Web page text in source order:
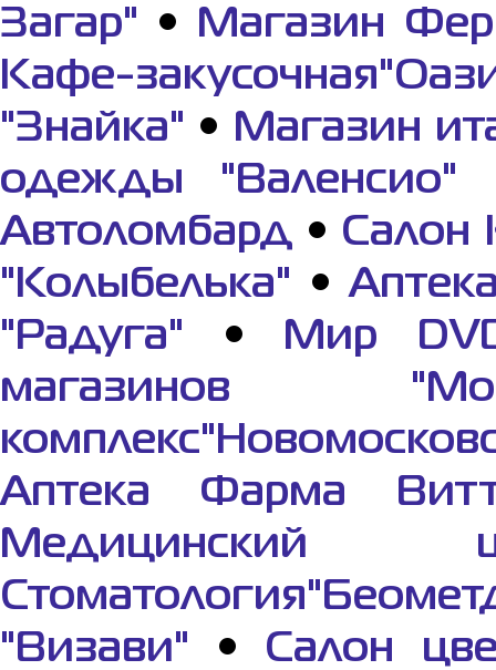
Загар" •
Магазин
Кафе-
"Знайка" •
Магазин
одежды "Валенсио"
Автоломбард • Салон
"Колыбелька" •
"Радуга" •
Мир
магазинов
Аптека Фарма
Медицинский
"Визави" • Салон